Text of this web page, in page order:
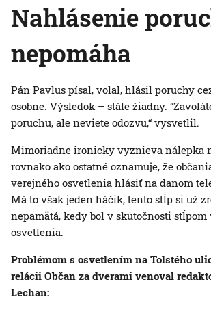
Nahlásenie
nepomáha
Pán Pavlus písal, volal, hlásil poruchy
osobne. Výsledok – stále žiadny.
poruchu, ale neviete odozvu,“ vysvetlil.
Mimoriadne ironicky vyznieva nálepka
rovnako ako ostatné oznamuje, že
verejného osvetlenia hlásiť na danom
Má to však jeden háčik, tento stĺp si už
nepamätá, kedy bol v skutočnosti stĺpom
osvetlenia.
Problémom s osvetlením na Tolstého
relácii Občan za dverami venoval
Lechan: